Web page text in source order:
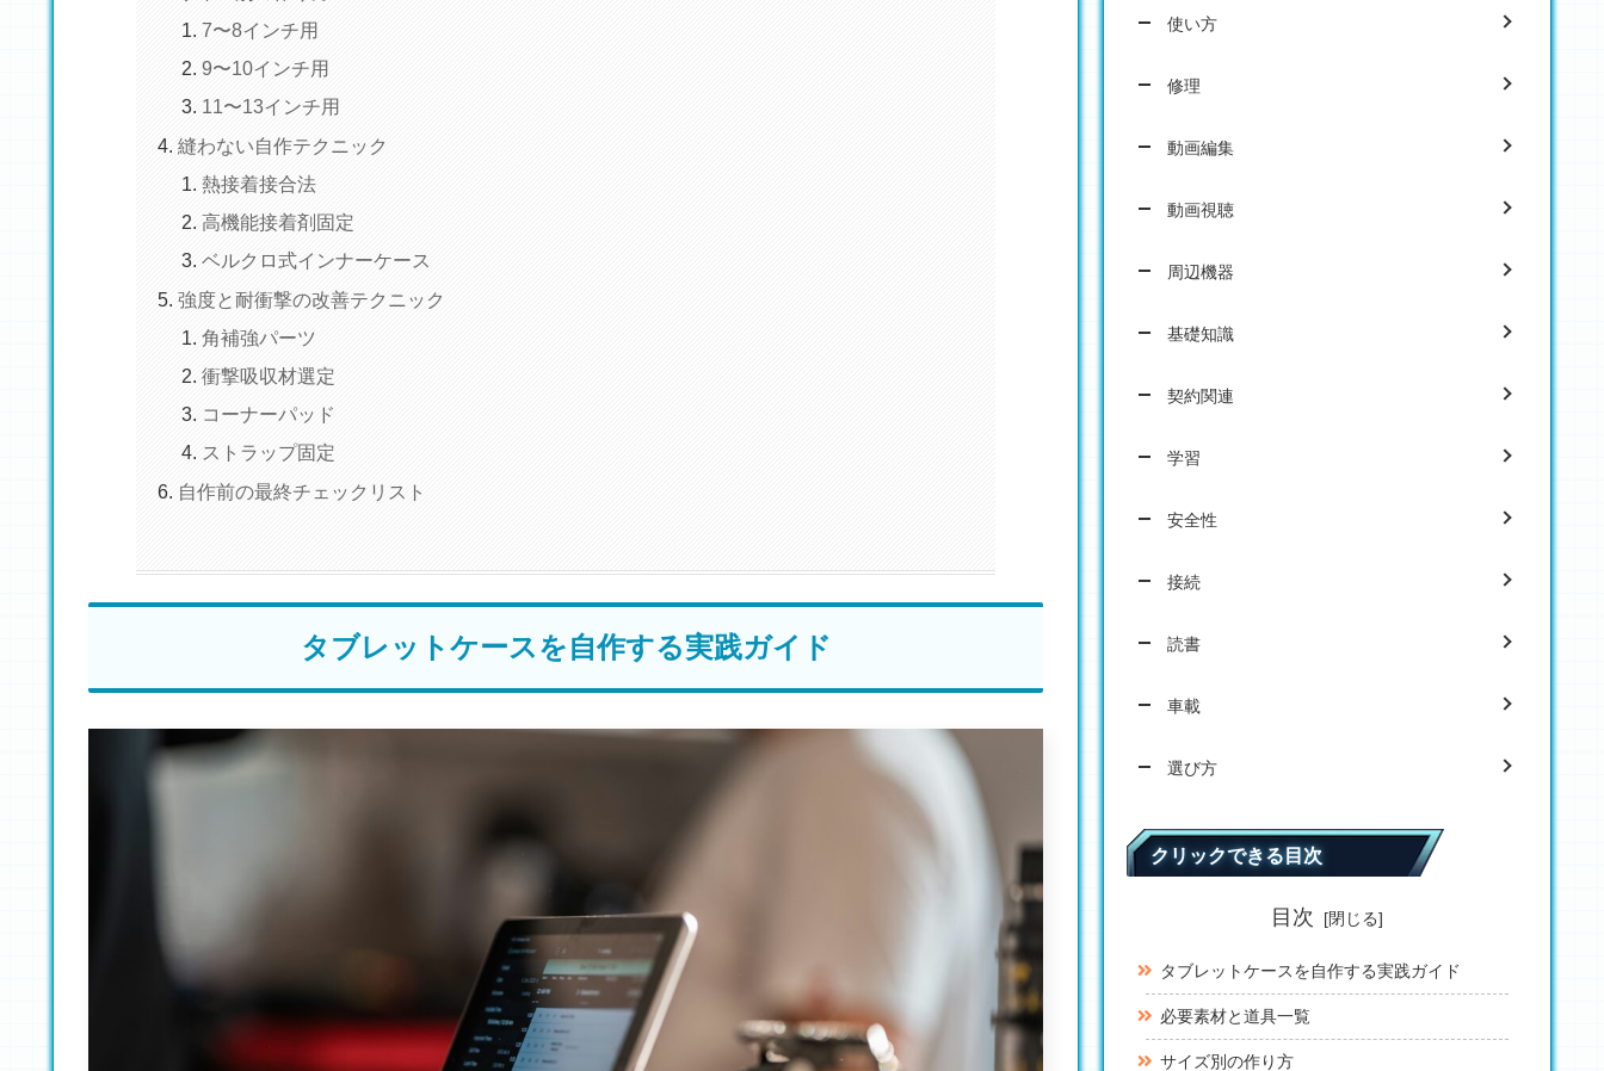
7〜8インチ用
9〜10インチ用
11〜13インチ用
縫わない自作テクニック
熱接着接合法
高機能接着剤固定
ベルクロ式インナーケース
強度と耐衝撃の改善テクニック
角補強パーツ
衝撃吸収材選定
コーナーパッド
ストラップ固定
自作前の最終チェックリスト
タブレットケースを自作する実践ガイド
使い方
修理
動画編集
動画視聴
周辺機器
基礎知識
契約関連
学習
安全性
接続
読書
車載
選び方
クリックできる目次
目次
タブレットケースを自作する実践ガイド
必要素材と道具一覧
サイズ別の作り方